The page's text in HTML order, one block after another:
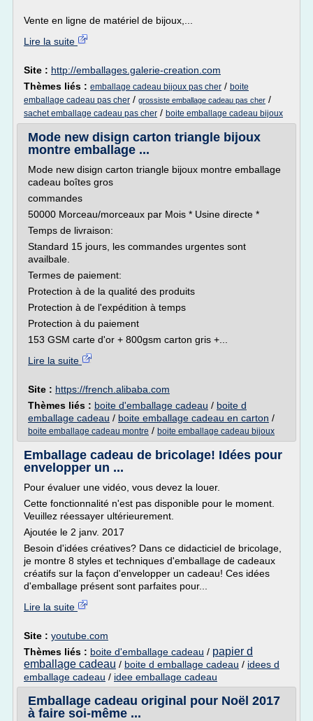
Vente en ligne de matériel de bijoux,...
Lire la suite
Site : http://emballages.galerie-creation.com
Thèmes liés : emballage cadeau bijoux pas cher / boite
emballage cadeau pas cher / grossiste emballage cadeau pas cher /
sachet emballage cadeau pas cher / boite emballage cadeau bijoux
Mode new disign carton triangle bijoux
montre emballage ...
Mode new disign carton triangle bijoux montre emballage
cadeau boîtes gros
commandes
50000 Morceau/morceaux par Mois * Usine directe *
Temps de livraison:
Standard 15 jours, les commandes urgentes sont
availbale.
Termes de paiement:
Protection à de la qualité des produits
Protection à de l'expédition à temps
Protection à du paiement
153 GSM carte d'or + 800gsm carton gris +...
Lire la suite
Site : https://french.alibaba.com
Thèmes liés : boite d'emballage cadeau / boite d
emballage cadeau / boite emballage cadeau en carton /
boite emballage cadeau montre / boite emballage cadeau bijoux
Emballage cadeau de bricolage! Idées pour
envelopper un ...
Pour évaluer une vidéo, vous devez la louer.
Cette fonctionnalité n'est pas disponible pour le moment.
Veuillez réessayer ultérieurement.
Ajoutée le 2 janv. 2017
Besoin d'idées créatives? Dans ce didacticiel de bricolage,
je montre 8 styles et techniques d'emballage de cadeaux
créatifs sur la façon d'envelopper un cadeau! Ces idées
d'emballage présent sont parfaites pour...
Lire la suite
Site : youtube.com
Thèmes liés : boite d'emballage cadeau / papier d
emballage cadeau / boite d emballage cadeau / idees d
emballage cadeau / idee emballage cadeau
Emballage cadeau original pour Noël 2017
à faire soi-même ...